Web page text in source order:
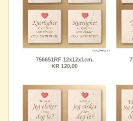
756651RF 12x12x1cm.
KR 120,00